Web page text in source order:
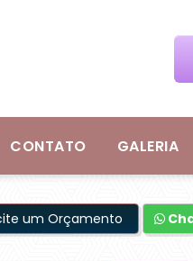
CONTATO GALERIA
um Orçamento